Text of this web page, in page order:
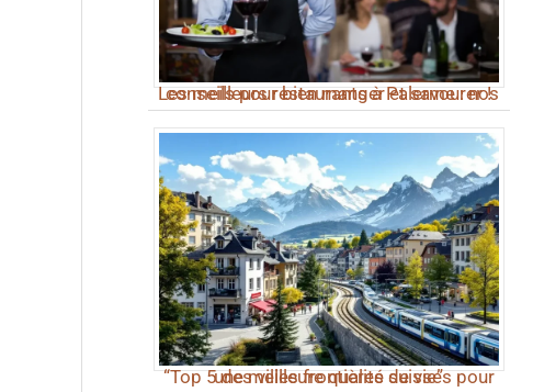
Les meilleurs restaurants à Palerme : nos conseils pour bien manger et savourer !
“Top 5 des villes frontières suisses pour une meilleure qualité de vie”